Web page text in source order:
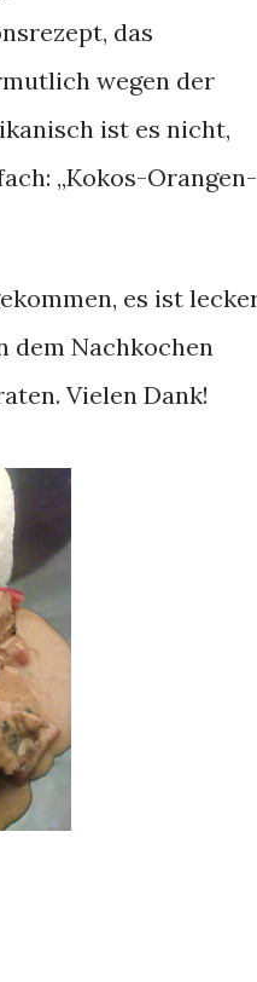
das
wegen der
ist es nicht,
„Kokos-Orangen-
es ist
dem Nachkochen
Vielen Dank!